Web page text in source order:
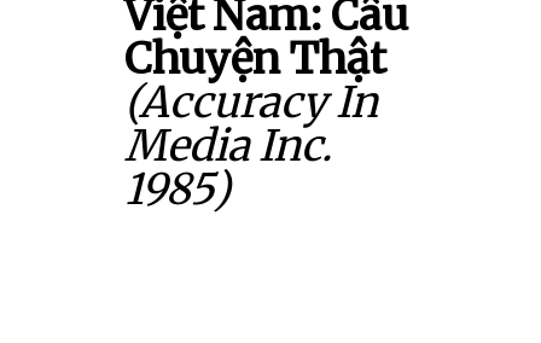
Việt Nam: Câu
Chuyện Thật
(Accuracy In
Media Inc.
1985)